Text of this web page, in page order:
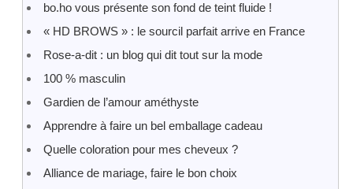
bo.ho vous présente son fond de teint fluide !
« HD BROWS » : le sourcil parfait arrive en France
Rose-a-dit : un blog qui dit tout sur la mode
100 % masculin
Gardien de l’amour améthyste
Apprendre à faire un bel emballage cadeau
Quelle coloration pour mes cheveux ?
Alliance de mariage, faire le bon choix